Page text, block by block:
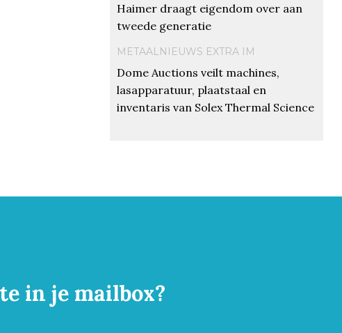
Haimer draagt eigendom over aan
tweede generatie
METAALNIEUWS EXTRA IM
Dome Auctions veilt machines,
lasapparatuur, plaatstaal en
inventaris van Solex Thermal Science
in je mailbox?